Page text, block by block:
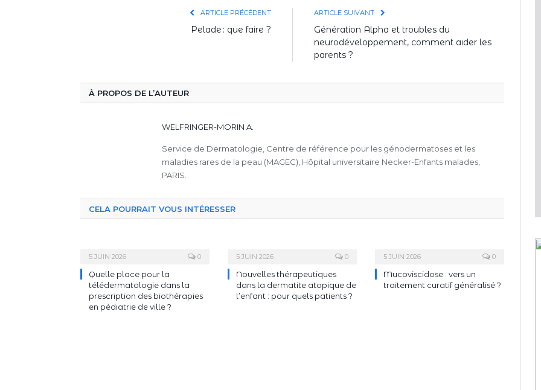
ARTICLE PRÉCÉDENT
Pelade : que faire ?
ARTICLE SUIVANT
Génération Alpha et troubles du
neurodéveloppement, comment aider les
parents ?
À PROPOS DE L’AUTEUR
WELFRINGER-MORIN A.
Service de Dermatologie, Centre de référence pour les génodermatoses et les
maladies rares de la peau (MAGEC), Hôpital universitaire Necker-Enfants malades,
PARIS.
CELA POURRAIT VOUS INTÉRESSER
5 JUIN 2026 0
Quelle place pour la
télédermatologie dans la
prescription des biothérapies
en pédiatrie de ville ?
5 JUIN 2026 0
Nouvelles thérapeutiques
dans la dermatite atopique de
l’enfant : pour quels patients ?
5 JUIN 2026 0
Mucoviscidose : vers un
traitement curatif généralisé ?